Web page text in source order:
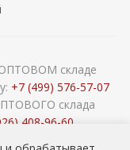
ОПТОВОМ складе
+7 (499) 576-57-07
склада
408-96-60